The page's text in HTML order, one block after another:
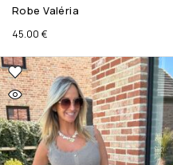
Robe Valéria
45.00 €